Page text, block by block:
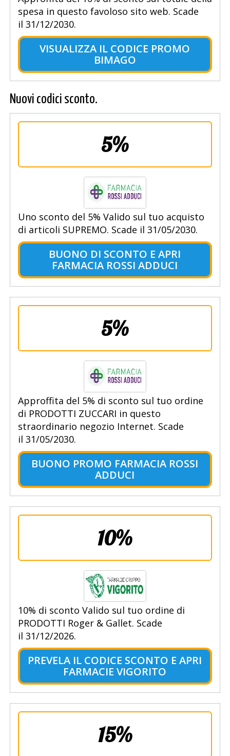
spesa in questo favoloso sito web. Scade
il 31/12/2030.
VISUALIZZA IL CODICE PROMO
BIMAGO
Nuovi codici sconto.
5%
Uno sconto del 5% Valido sul tuo acquisto
di articoli SUPREMO. Scade il 31/05/2030.
BUONO DI SCONTO E APRI
FARMACIA ROSSI ADDUCI
5%
Approffita del 5% di sconto sul tuo ordine
di PRODOTTI ZUCCARI in questo
straordinario negozio Internet. Scade
il 31/05/2030.
BUONO PROMO FARMACIA ROSSI
ADDUCI
10%
10% di sconto Valido sul tuo ordine di
PRODOTTI Roger & Gallet. Scade
il 31/12/2026.
PREVELA IL CODICE SCONTO E APRI
FARMACIE VIGORITO
15%